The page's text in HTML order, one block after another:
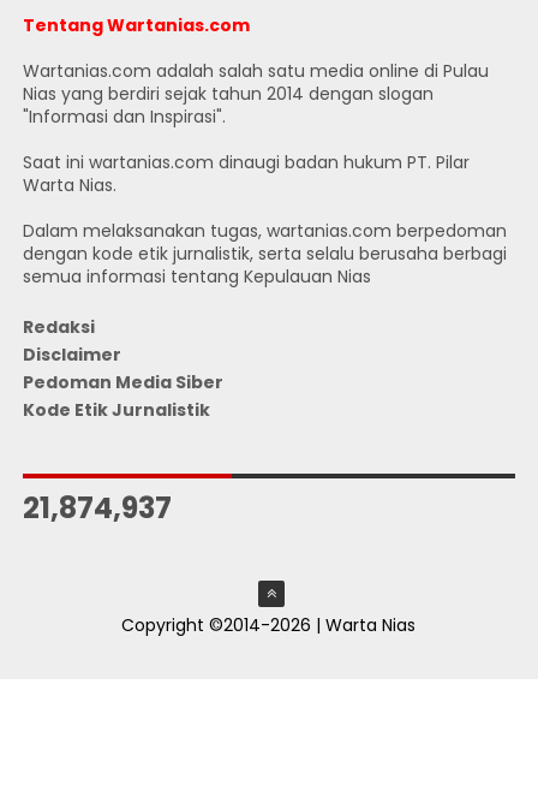
Tentang Wartanias.com
Wartanias.com adalah salah satu media online di Pulau
Nias yang berdiri sejak tahun 2014 dengan slogan
"Informasi dan Inspirasi".
Saat ini wartanias.com dinaugi badan hukum PT. Pilar
Warta Nias.
Dalam melaksanakan tugas, wartanias.com berpedoman
dengan kode etik jurnalistik, serta selalu berusaha berbagi
semua informasi tentang Kepulauan Nias
Redaksi
Disclaimer
Pedoman Media Siber
Kode Etik Jurnalistik
21,874,937
Copyright ©2014-2026 | Warta Nias